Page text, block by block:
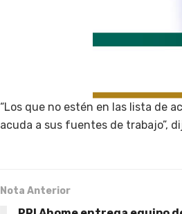
“Los que no estén en las lista de
acuda a sus fuentes de trabajo”,
Nota Anterior